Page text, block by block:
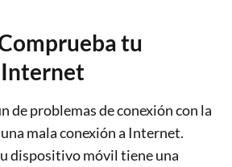
tu
Internet
de problemas de conexión con la
mala conexión a Internet.
dispositivo móvil tiene una